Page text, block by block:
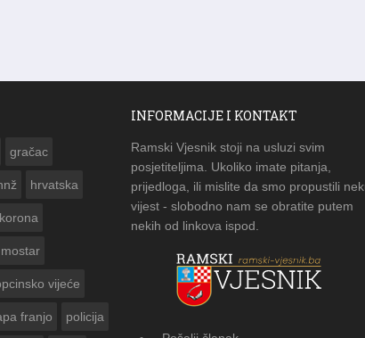
posjetiteljima. Ukoliko imate pitanja,
prijedloga, ili mislite da smo propustili neku
vijest - slobodno nam se obratite putem
nekih od linkova ispod.